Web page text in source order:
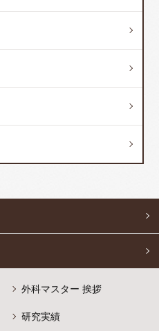
外科マスター 挨拶
研究実績